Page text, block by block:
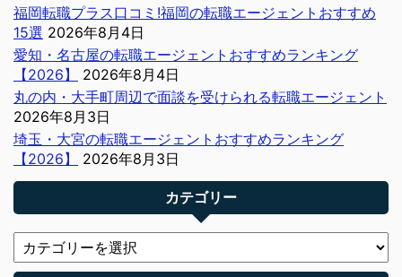
福岡転職プラス口コミ!福岡の転職エージェントおすすめ
15選 2026年8月4日
愛知・名古屋の転職エージェントおすすめランキング
【2026】
2026年8月4日
丸の内・大手町周辺で面談を受けられる転職エージェント
2026年8月3日
埼玉・大宮の転職エージェントおすすめランキング
【2026】
2026年8月3日
カテゴリー